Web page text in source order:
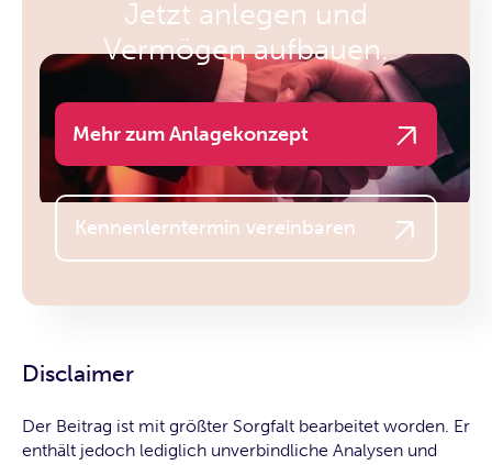
Jetzt anlegen und
Vermögen aufbauen.
Mehr zum Anlagekonzept
Kennenlerntermin vereinbaren
Disclaimer
Der Beitrag ist mit größter Sorgfalt bearbeitet worden. Er
enthält jedoch lediglich unverbindliche Analysen und